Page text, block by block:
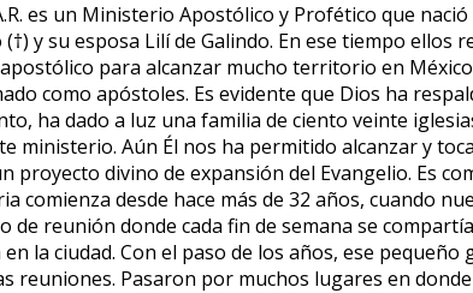
es un Ministerio Apostólico y Profético que
y su esposa Lilí de Galindo. En ese tiempo
para alcanzar mucho territorio en
como apóstoles. Es evidente que Dios ha
ha dado a luz una familia de ciento veinte
ministerio. Aún Él nos ha permitido alcanzar y
proyecto divino de expansión del Evangelio. Es
comienza desde hace más de 32 años, cuando
reunión donde cada fin de semana se
la ciudad. Con el paso de los años, ese
reuniones. Pasaron por muchos lugares en